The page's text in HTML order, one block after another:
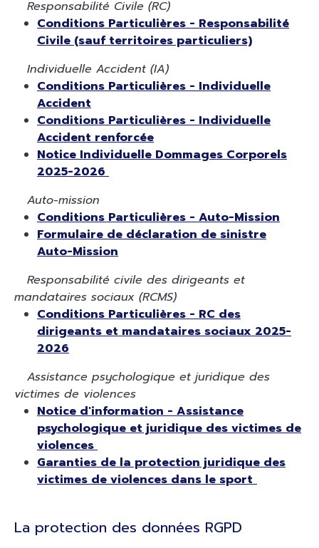
Responsabilité Civile (RC)
Conditions Particulières - Responsabilité
Civile (sauf territoires particuliers)
Individuelle Accident (IA)
Conditions Particulières - Individuelle
Accident
Conditions Particulières - Individuelle
Accident renforcée
Notice Individuelle Dommages Corporels
2025-2026
Auto-mission
Conditions Particulières - Auto-Mission
Formulaire de déclaration de sinistre
Auto-Mission
Responsabilité civile des dirigeants et
mandataires sociaux (RCMS)
Conditions Particulières - RC des
dirigeants et mandataires sociaux 2025-
2026
Assistance psychologique et juridique des
victimes de violences
Notice d'information - Assistance
psychologique et juridique des victimes de
violences
Garanties de la protection juridique des
victimes de violences dans le sport
La protection des données RGPD